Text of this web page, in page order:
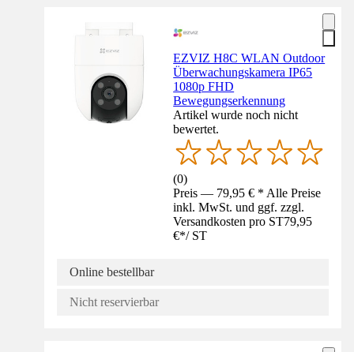
EZVIZ H8C WLAN Outdoor
Überwachungskamera IP65
1080p FHD
Bewegungserkennung
Artikel wurde noch nicht
bewertet.
(0)
Preis — 79,95 € * Alle Preise
inkl. MwSt. und ggf. zzgl.
Versandkosten pro ST79,95
€*/ ST
Online bestellbar
Nicht reservierbar